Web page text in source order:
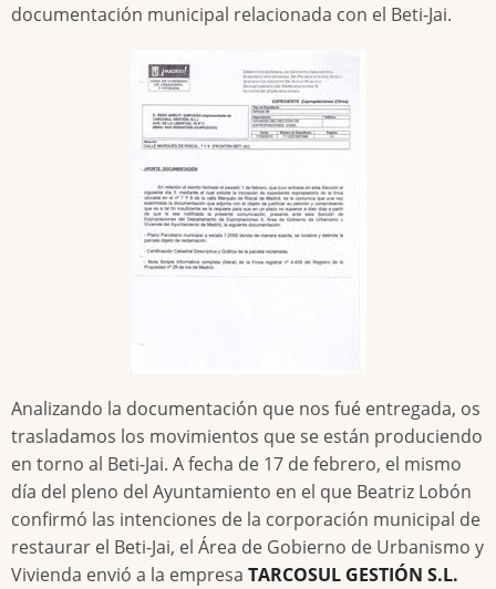
documentación municipal relacionada con el Beti-Jai.
Analizando la documentación que nos fué entregada, os
trasladamos los movimientos que se están produciendo
en torno al Beti-Jai. A fecha de 17 de febrero, el mismo
día del pleno del Ayuntamiento en el que Beatriz Lobón
confirmó las intenciones de la corporación municipal de
restaurar el Beti-Jai, el Área de Gobierno de Urbanismo y
Vivienda envió a la empresa TARCOSUL GESTIÓN S.L.